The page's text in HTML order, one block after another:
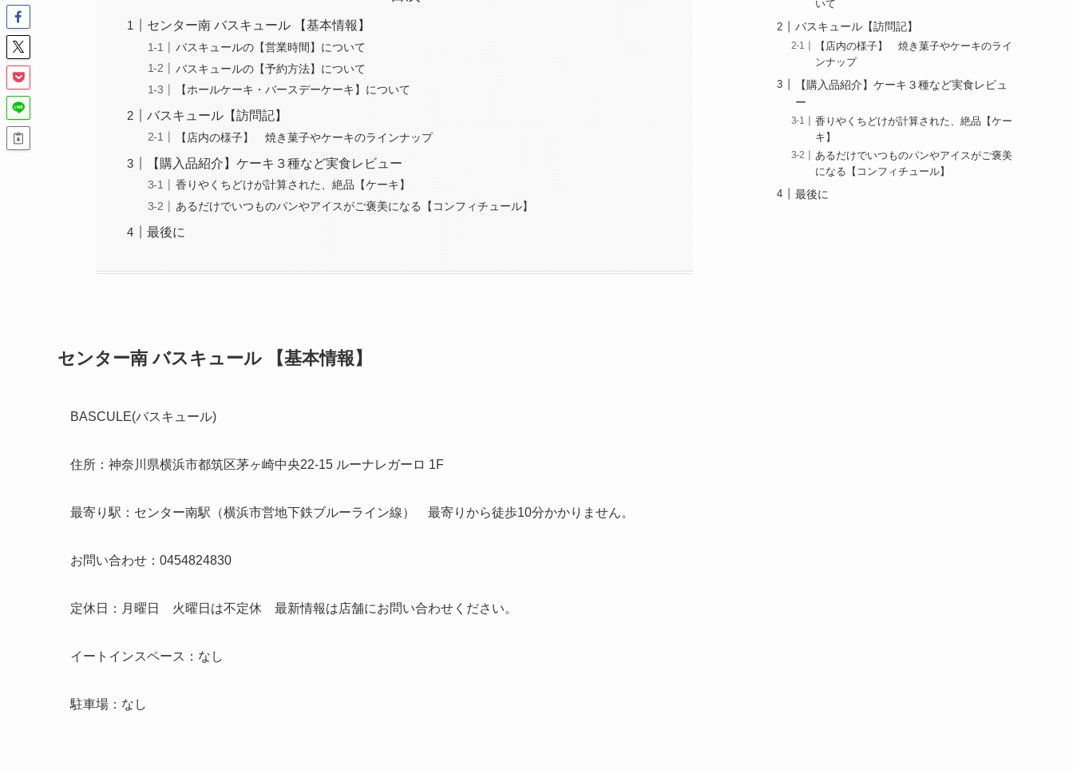
センター南 バスキュール 【基本情報】
バスキュールの【営業時間】について
バスキュールの【予約方法】について
【ホールケーキ・バースデーケーキ】について
バスキュール【訪問記】
【店内の様子】 焼き菓子やケーキのラインナップ
【購入品紹介】ケーキ３種など実食レビュー
香りやくちどけが計算された、絶品【ケーキ】
あるだけでいつものパンやアイスがご褒美になる【コンフィチュール】
最後に
センター南 バスキュール 【基本情報】
BASCULE(バスキュール)
住所：神奈川県横浜市都筑区茅ヶ崎中央22-15 ルーナレガーロ 1F
最寄り駅：センター南駅（横浜市営地下鉄ブルーライン線） 最寄りから徒歩10分かかりません。
お問い合わせ：0454824830
定休日：月曜日 火曜日は不定休 最新情報は店舗にお問い合わせください。
イートインスペース：なし
駐車場：なし
いて
バスキュール【訪問記】
【店内の様子】 焼き菓子やケーキのライ
ンナップ
【購入品紹介】ケーキ３種など実食レビュ
ー
香りやくちどけが計算された、絶品【ケー
キ】
あるだけでいつものパンやアイスがご褒美
になる【コンフィチュール】
最後に